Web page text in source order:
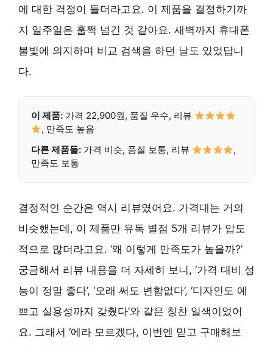
에 대한 걱정이 들더라고요. 이 제품을 결정하기까
지 일주일은 훌쩍 넘긴 것 같아요. 새벽까지 휴대폰
불빛에 의지하며 비교 검색을 하던 날도 있었답니
다.
이 제품: 가격 22,900원, 품질 우수, 리뷰
, 만족도 높음
다른 제품들: 가격 비슷, 품질 보통, 리뷰
,
만족도 보통
결정적인 순간은 역시 리뷰였어요. 가격대는 거의
비슷했는데, 이 제품만 유독 별점 5개 리뷰가 압도
적으로 많더라고요. ‘왜 이렇게 만족도가 높을까?’
궁금해서 리뷰 내용을 더 자세히 보니, ‘가격 대비 성
능이 정말 좋다’, ‘오래 써도 변함없다’, ‘디자인도 예
쁘고 실용성까지 갖췄다’와 같은 칭찬 일색이었어
요. 그래서 ‘에라 모르겠다, 이번엔 믿고 구매해보